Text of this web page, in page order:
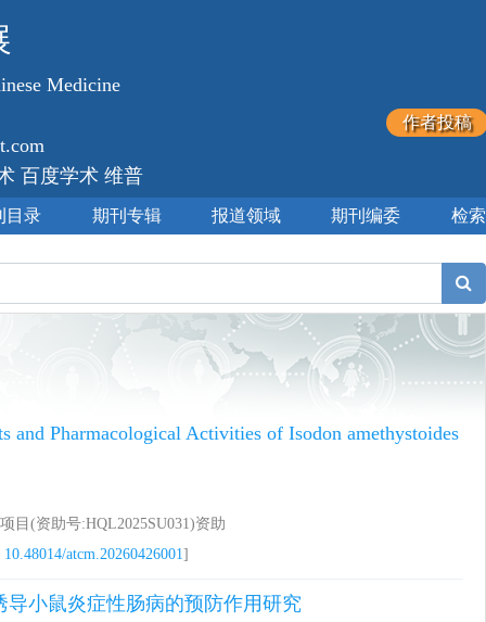
Medicine
百度学术 维普
作者投稿
目录 期刊专辑 报道领域 期刊编委 检索
and Pharmacological Activities of Isodon amethystoides
目(资助号:HQL2025SU031)资助
10.48014/atcm.20260426001]
小鼠炎症性肠病的预防作用研究